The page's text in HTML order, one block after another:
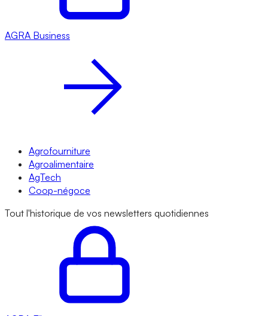
AGRA Business
Agrofourniture
Agroalimentaire
AgTech
Coop-négoce
Tout l'historique de vos newsletters quotidiennes